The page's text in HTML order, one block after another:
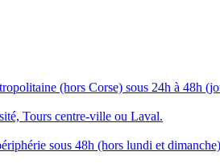
(hors Corse) sous 24h à 48h
Tours centre-ville ou Laval.
sous 48h (hors lundi et